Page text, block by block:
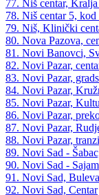
77. Niš centar,
78. Niš centar 5,
79. Niš, Klinički
80. Nova Pazova,
81. Novi Banovci,
82. Novi Pazar,
83. Novi Pazar,
84. Novi Pazar,
85. Novi Pazar,
86. Novi Pazar,
87. Novi Pazar,
88. Novi Pazar,
89. Novi Sad -
90. Novi Sad - Sajam
91. Novi Sad,
92. Novi Sad, Centar